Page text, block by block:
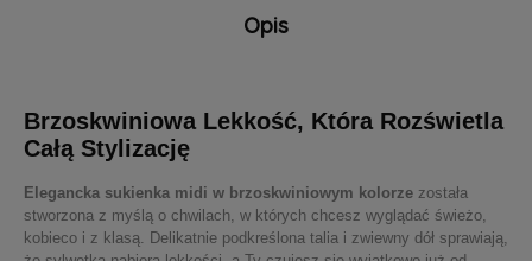
Opis
Brzoskwiniowa Lekkość, Która Rozświetla
Całą Stylizację
Elegancka sukienka midi w brzoskwiniowym kolorzezostała
stworzona z myślą o chwilach, w których chcesz wyglądać świeżo,
kobieco i z klasą. Delikatnie podkreślona talia i zwiewny dół sprawiają,